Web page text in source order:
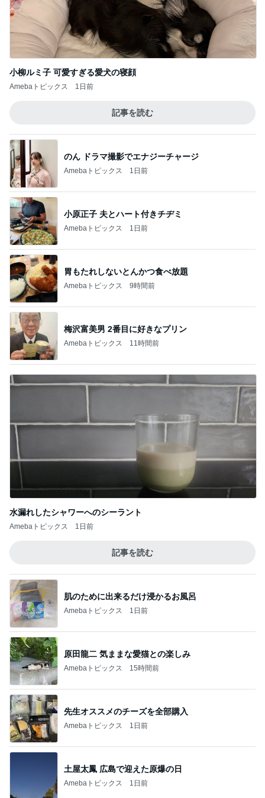
小柳ルミ子 可愛すぎる愛犬の寝顔
Amebaトピックス 1日前
記事を読む
のん ドラマ撮影でエナジーチャージ
Amebaトピックス 1日前
小原正子 夫とハート付きチヂミ
Amebaトピックス 1日前
胃もたれしないとんかつ食べ放題
Amebaトピックス 9時間前
梅沢富美男 2番目に好きなプリン
Amebaトピックス 11時間前
水漏れしたシャワーへのシーラント
Amebaトピックス 1日前
記事を読む
肌のために出来るだけ浸かるお風呂
Amebaトピックス 1日前
原田龍二 気ままな愛猫との楽しみ
Amebaトピックス 15時間前
先生オススメのチーズを全部購入
Amebaトピックス 1日前
土屋太鳳 広島で迎えた原爆の日
Amebaトピックス 1日前